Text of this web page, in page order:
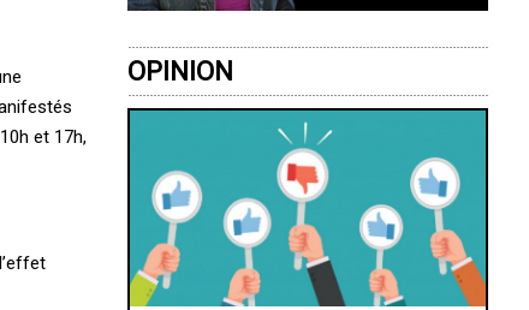
et 17h,
OPINION